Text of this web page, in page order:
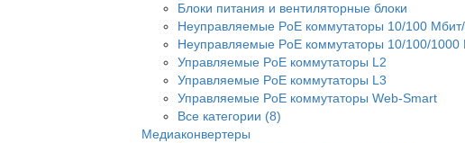
Блоки питания и вентиляторные блоки
Неуправляемые PoE коммутаторы 10/100
Неуправляемые PoE коммутаторы 10/100/1000
Управляемые PoE коммутаторы L2
Управляемые PoE коммутаторы L3
Управляемые PoE коммутаторы Web-Smart
Все категории (8)
Медиаконвертеры